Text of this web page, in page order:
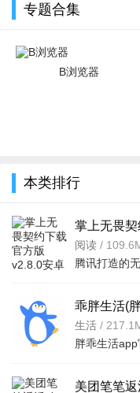
专题合集
B浏览器
本类排行
掌上无畏
新官方手机
阅读 /
乖胖生活(
v1.128.0官
生活 /
美团笔笔